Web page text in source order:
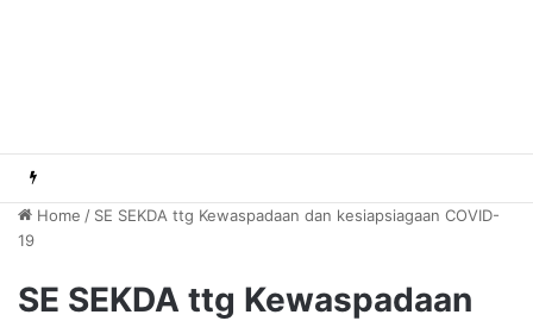
Home / SE SEKDA ttg Kewaspadaan dan kesiapsiagaan COVID-
19
SE SEKDA ttg Kewaspadaan